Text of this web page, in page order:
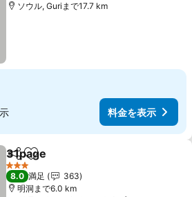
ソウル, Guriまで17.7 km
料金を表示
シェアお気に入りに追加
31page
3 ホテルのランク
8.0 満足
363
明洞まで6.0 km